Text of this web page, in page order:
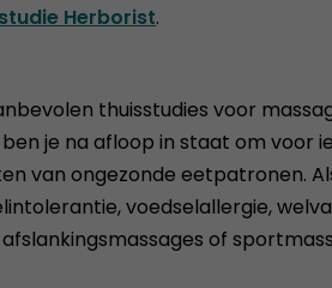
Herborist.
thuisstudies voor
je na afloop in staat om voor
van ongezonde eetpatronen.
voedselallergie,
of